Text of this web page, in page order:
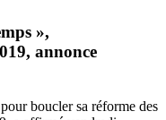
»,
annonce
boucler sa réforme des